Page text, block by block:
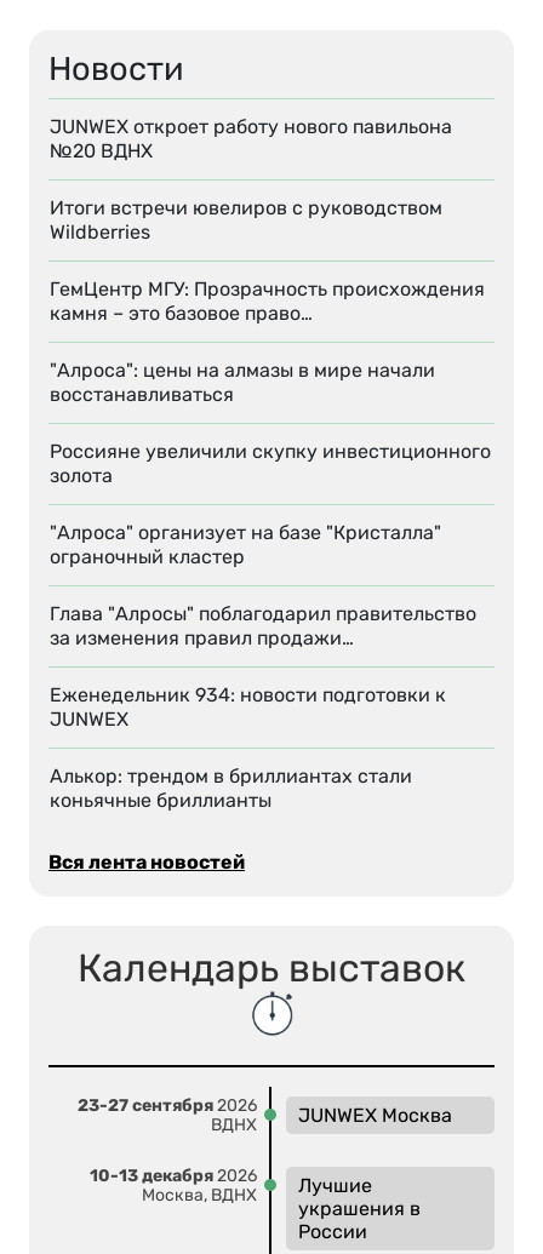
Новости
JUNWEX откроет работу нового павильона
№20 ВДНХ
Итоги встречи ювелиров с руководством
Wildberries
ГемЦентр МГУ: Прозрачность происхождения
камня – это базовое право…
"Алроса": цены на алмазы в мире начали
восстанавливаться
Россияне увеличили скупку инвестиционного
золота
"Алроса" организует на базе "Кристалла"
ограночный кластер
Глава "Алросы" поблагодарил правительство
за изменения правил продажи…
Еженедельник 934: новости подготовки к
JUNWEX
Алькор: трендом в бриллиантах стали
коньячные бриллианты
Вся лента новостей
Календарь выставок
23-27 сентября2026
ВДНХ
JUNWEX Москва
10-13 декабря2026
Москва, ВДНХ
Лучшие
украшения в
России